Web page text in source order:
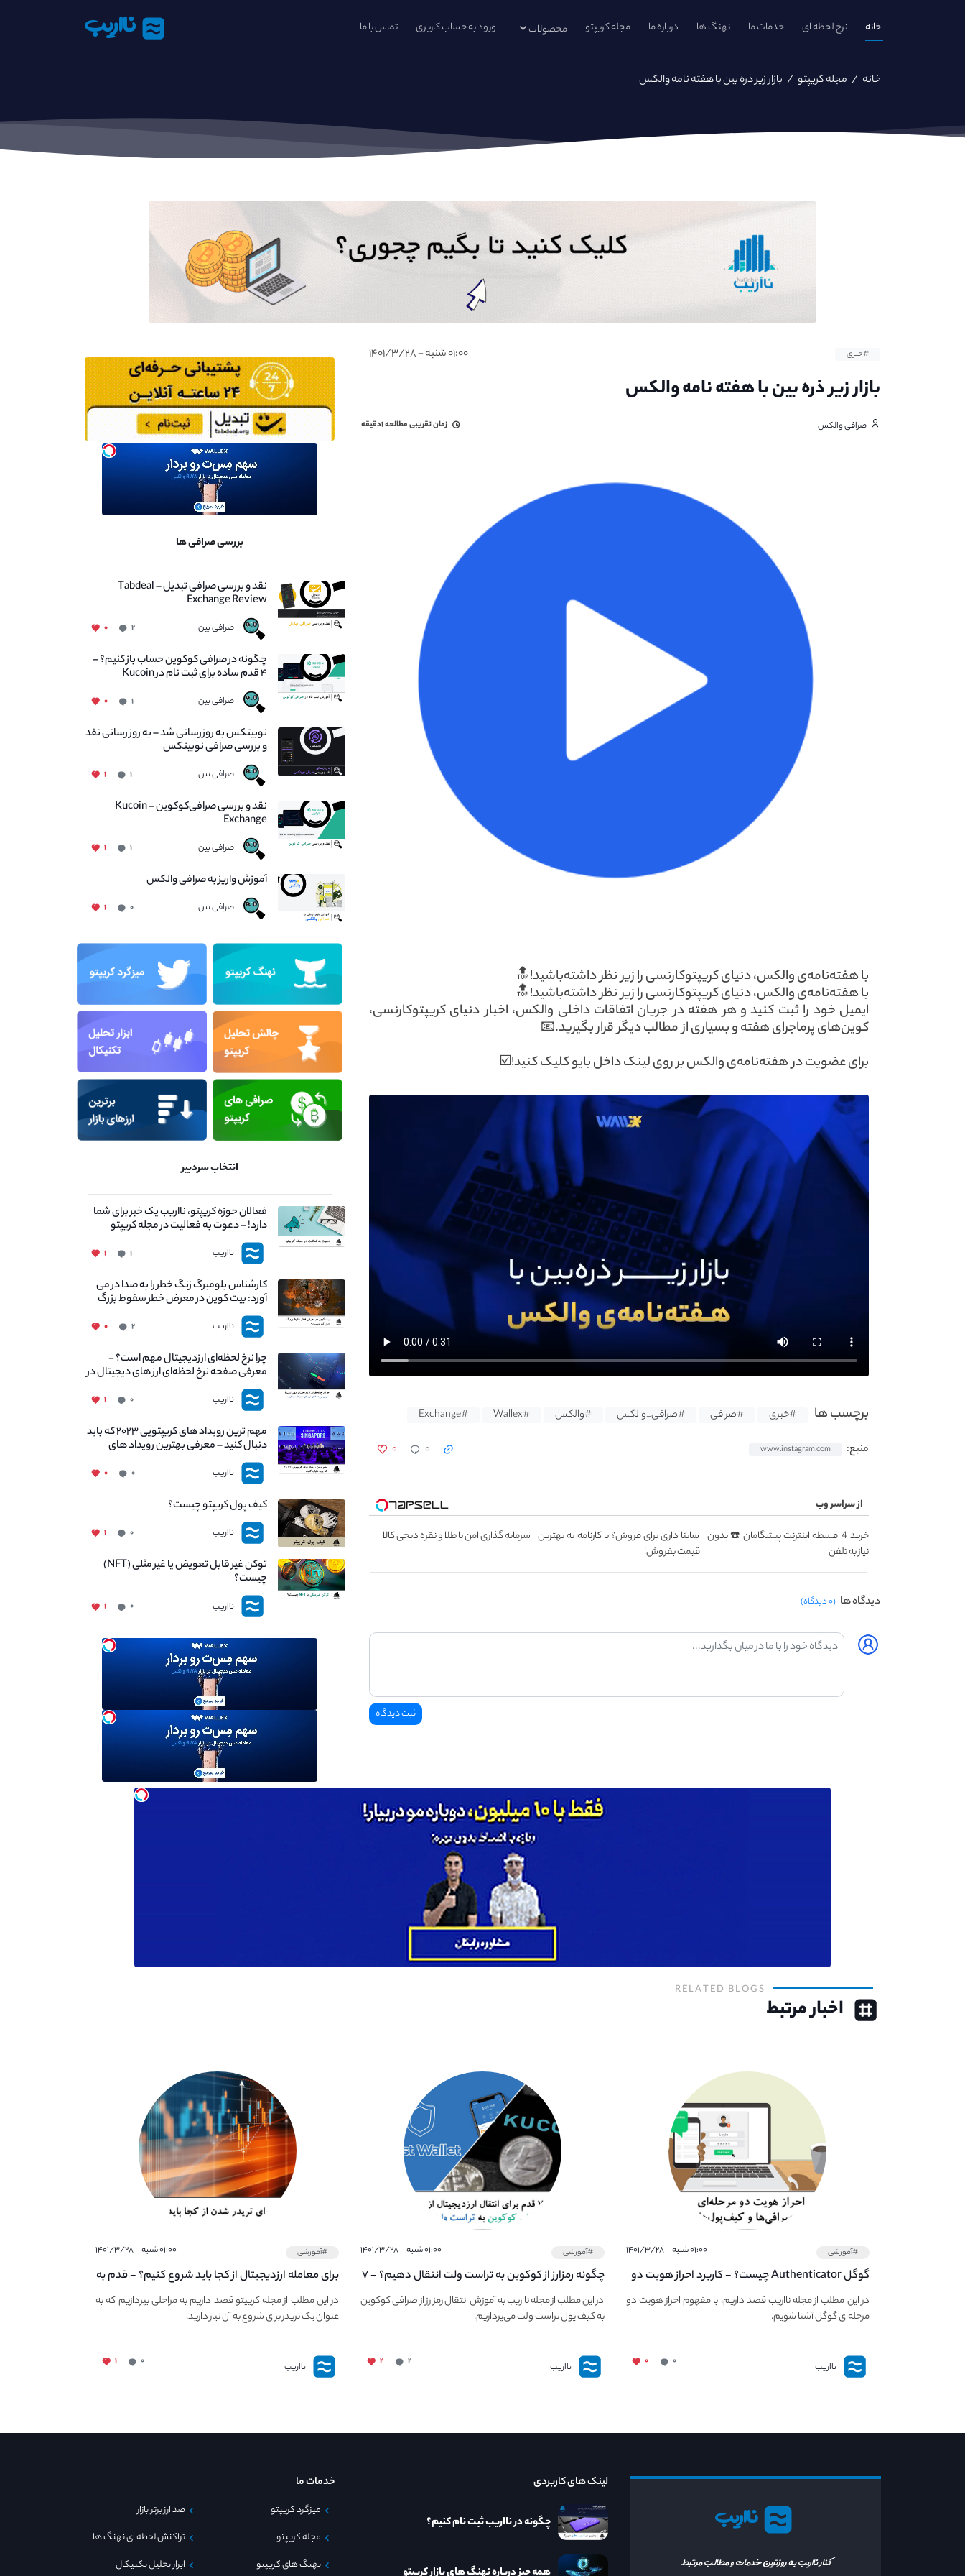
خانه نرخ لحظه ای خدمات ما نهنگ ها درباره ما مجله کریپتو محصولات ورود به حساب کاربری تماس با ما نااریب
خانه / مجله کریپتو / بازار زیر ذره بین با هفته نامه والکس
#خبری ۰۱:۰۰ شنبه - ۱۴۰۱/۳/۲۸
بازار زیر ذره بین با هفته نامه والکس
صرافی والکس زمان تقریبی مطالعه۱دقیقه
‌‌با هفته‌نامه‌ی والکس، دنیای کریپتوکارنسی را زیر نظر داشته‌باشید!🔝
‌‌با هفته‌نامه‌ی والکس، دنیای کریپتوکارنسی را زیر نظر داشته‌باشید!🔝
‌ایمیل خود را ثبت کنید و هر هفته در جریان اتفاقات داخلی والکس، اخبار دنیای کریپتوکارنسی،
کوین‌های پرماجرای هفته و بسیاری از مطالب دیگر قرار بگیرید.📧
‌برای عضویت در هفته‌نامه‌ی والکس بر روی لینک داخل بایو کلیک کنید!☑️
برچسب ها #خبری #صرافی #صرافی_والکس #والکس #Wallex
#Exchange
منبع: www.instagram.com ۰ ۰
از سراسر وب
خرید 4 قسطه اینترنت پیشگامان ☎️ بدون
نیاز به تلفن
ساینا داری برای فروش؟ با کارنامه به بهترین
قیمت بفروش!
سرمایه گذاری امن با طلا و نقره دیجی کالا
دیدگاه ها (۰ دیدگاه)
بررسی صرافی ها
نقد و بررسی صرافی تبدیل – Tabdeal
Exchange Review
صرافی بین ۲ ۰
چگونه در صرافی کوکوین حساب باز کنیم؟ -
۴ قدم ساده برای ثبت نام در Kucoin
صرافی بین ۱ ۰
نوبیتکس به روزرسانی شد – به روز رسانی نقد
و بررسی صرافی نوبیتکس
صرافی بین ۱ ۱
نقد و بررسی صرافی‌کوکوین – Kucoin
Exchange
صرافی بین ۱ ۱
آموزش واریز به صرافی والکس
صرافی بین ۰ ۱
انتخاب سردبیر
فعالان حوزه کریپتو، نااریب یک خبر برای شما
دارد! – دعوت به فعالیت در مجله کریپتو
نااریب ۱ ۱
کارشناس بلومبرگ زنگ خطر را به صدا در می
آورد: بیت کوین در معرض خطر سقوط بزرگ
است - دلیل آن چیست؟
نااریب ۲ ۰
چرا نرخ لحظه‌ای ارزدیجیتال مهم است؟ -
معرفی صفحه نرخ لحظه‌ای ارز های دیجیتال در
نااریب
نااریب ۰ ۱
مهم ترین رویداد های کریپتویی ۲۰۲۳ که باید
دنبال کنید – معرفی بهترین رویداد های
جهانی
نااریب ۰ ۰
کیف پول کریپتو چیست؟
نااریب ۰ ۱
توکن غیر قابل تعویض یا غیر مثلی (NFT)
چیست؟
نااریب ۰ ۱
RELATED BLOGS
اخبار مرتبط
#آموزشی ۰۱:۰۰ شنبه - ۱۴۰۱/۳/۲۸
گوگل Authenticator چیست؟ - کاربرد احراز هویت دو
مرحله‌ای در صرافی ها و کیف پول های کریپتو
در این مطلب از مجله نااریب قصد داریم، با مفهوم احراز هویت دو
مرحله‌ای گوگل آشنا شویم.
نااریب ۰ ۰
#آموزشی ۰۱:۰۰ شنبه - ۱۴۰۱/۳/۲۸
چگونه رمزارز از کوکوین به تراست ولت انتقال دهیم؟ - ۷
قدم ساده برای انتقال ارزدیجیتال از صرافی Kucoin به
Trust Wallet
در این مطلب از مجله نااریب به آموزش انتقال رمزارز از صرافی کوکوین
به کیف پول تراست ولت می‌پردازیم.
نااریب ۲ ۲
#آموزشی ۰۱:۰۰ شنبه - ۱۴۰۱/۳/۲۸
برای معامله ارزدیجیتال از کجا باید شروع کنیم؟ - قدم به
قدم آموزش شروع معامله کریپتو در نااریب
در این مطلب از مجله کریپتو قصد داریم به مراحلی بپردازیم که به
عنوان یک تریدر برای شروع به آن نیاز دارید.
نااریب ۰ ۱
نااریب
کنار نااریب به روزترین خدمات و مطالب مرتبط
لینک های کاربردی
چگونه در نااریب ثبت نام کنیم؟
خدمات ما
میزگرد کریپتو
مجله کریپتو
نهنگ های کریپتو
صد ارز برتر بازار
تراکنش لحظه ای نهنگ ها
ابزار تحلیل تکنیکال